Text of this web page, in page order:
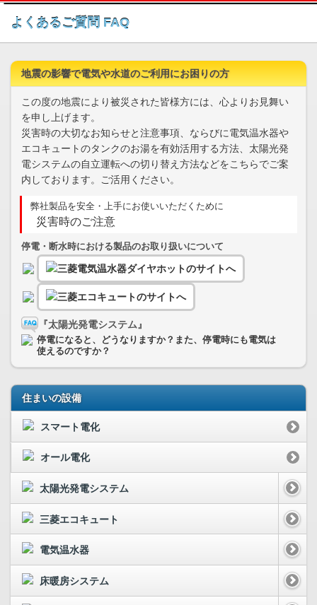
このページの本文へ
よくあるご質問 FAQ
地震の影響で電気や水道のご利用にお困りの方
この度の地震により被災された皆様方には、心よりお見舞い
を申し上げます。
災害時の大切なお知らせと注意事項、ならびに電気温水器や
エコキュートのタンクのお湯を有効活用する方法、太陽光発
電システムの自立運転への切り替え方法などをこちらでご案
内しております。ご活用ください。
弊社製品を安全・上手にお使いいただくために
災害時のご注意
停電・断水時における製品のお取り扱いについて
『太陽光発電システム』
停電になると、どうなりますか？また、停電時にも電気は
使えるのですか？
住まいの設備
スマート電化
オール電化
太陽光発電システム
三菱エコキュート
電気温水器
床暖房システム